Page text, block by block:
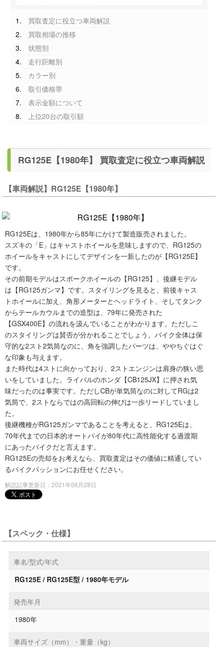
買取査定に役立つ車両解説
買取相場の推移
状態別
走行距離別
カラー別
取引価格帯
表示金額について
上位20台の取引額
RG125E【1980年】 買取査定に役立つ車両解説
【車両解説】RG125E【1980年】
RG125Eは、1980年から85年にかけて製造販売されました。
スズキの「E」はキャストホイールを意味しますので、RG125の
ホイールをキャストにしてデザインを一新したのが【RG125E】
です。
その前期モデルはスポークホイールの【RG125】、後継モデル
は【RG125ガンマ】です。スタイリングを見ると、前後キャス
トホイールに加え、角形メーターとヘッドライト、そしてタンク
からテールカウルまでの造型は、79年に発売された
【GSX400E】の流れを汲んでいることがわかります。ただしこ
のスタイリングは賛否が分かれることでしょう。バイク全体は保
守的な2スト2気筒なのに、角を強調したパーツは、ややちぐはぐ
な印象も与えます。
また時代は4ストに向かっており、2ストエンジンは肩身の狭い思
いをしていました。ライバルのホンダ【CB125JX】に押され気
味だったのは事実です。ただしCBが単気筒なのに対してRGは2
気筒で、2ストならではの高回転の伸びは一歩リードしていまし
た。
後継機種がRG125ガンマであることを考えると、RG125Eは、
70年代までの日本的オートバイが80年代に高性能化する過渡期
にあったバイクだと言えます。
RG125Eの売却をお考えなら、買取査定はその価値に精通してい
るバイクパッションにお任せください。
解説記事更新日：2021年06月28日
【スペック・仕様】
車名/型式/年式
RG125E / RG125E型 / 1980年モデル
発売年月
1980年
車両サイズ（mm）・重量（kg）